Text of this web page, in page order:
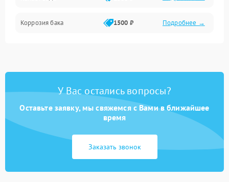
Коррозия бака 1500 ₽ Подробнее →
У Вас остались вопросы?
Оставьте заявку, мы свяжемся с Вами в ближайшее
время
Заказать звонок